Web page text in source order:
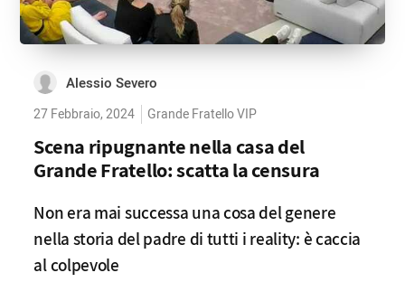
Alessio Severo
27 Febbraio, 2024 Grande Fratello VIP
Scena ripugnante nella casa del
Grande Fratello: scatta la censura
Non era mai successa una cosa del genere
nella storia del padre di tutti i reality: è caccia
al colpevole